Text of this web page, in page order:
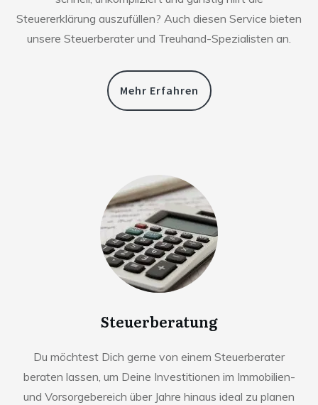
Steuererklärung auszufüllen? Auch diesen Service bieten
unsere Steuerberater und Treuhand-Spezialisten an.
Mehr Erfahren
Steuerberatung
Du möchtest Dich gerne von einem Steuerberater
beraten lassen, um Deine Investitionen im Immobilien-
und Vorsorgebereich über Jahre hinaus ideal zu planen